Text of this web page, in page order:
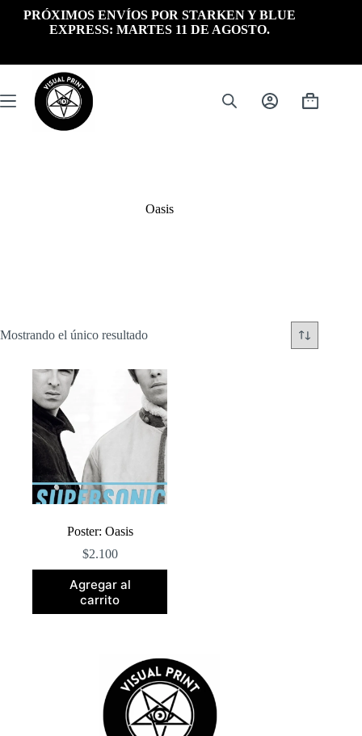
PRÓXIMOS ENVÍOS POR STARKEN Y BLUE
EXPRESS: MARTES 11 DE AGOSTO.
Carrito
Oasis
Mostrando el único resultado
Poster: Oasis
$2.100
Agregar al
carrito